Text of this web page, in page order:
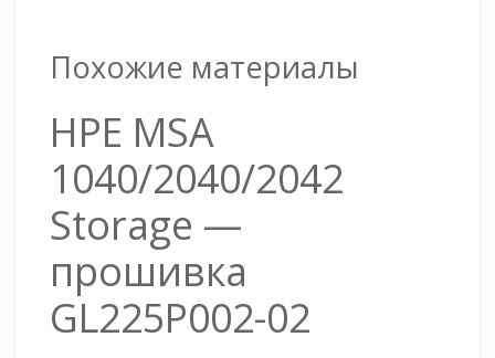
Похожие материалы
HPE MSA
1040/2040/2042
Storage —
прошивка
GL225P002-02